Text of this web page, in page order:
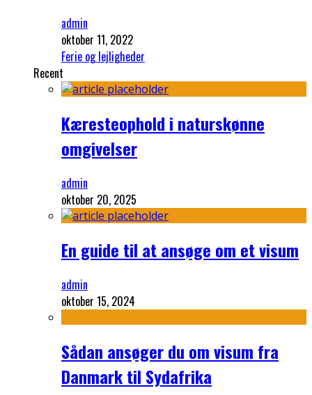
admin
oktober 11, 2022
Ferie og lejligheder
Recent
Kæresteophold i naturskønne
omgivelser
admin
oktober 20, 2025
En guide til at ansøge om et visum
admin
oktober 15, 2024
Sådan ansøger du om visum fra
Danmark til Sydafrika